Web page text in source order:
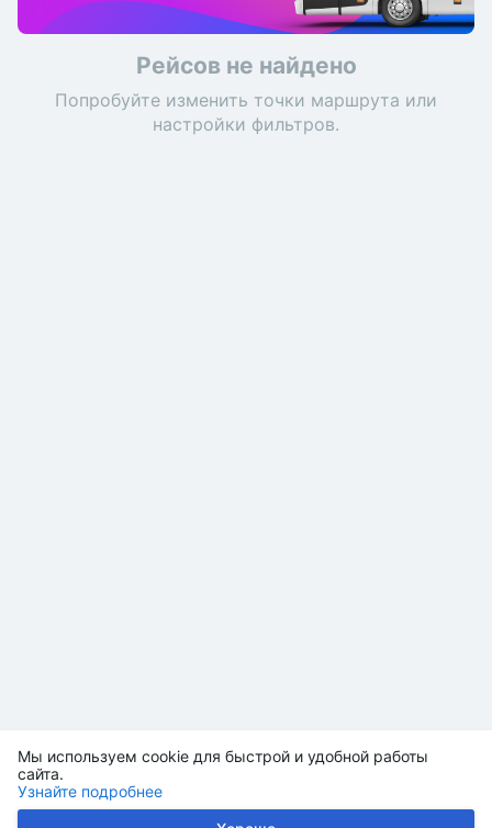
Мы используем cookie для быстрой и удобной работы
сайта.
Узнайте подробнее
Рейсов не найдено
Попробуйте изменить точки маршрута или
настройки фильтров.